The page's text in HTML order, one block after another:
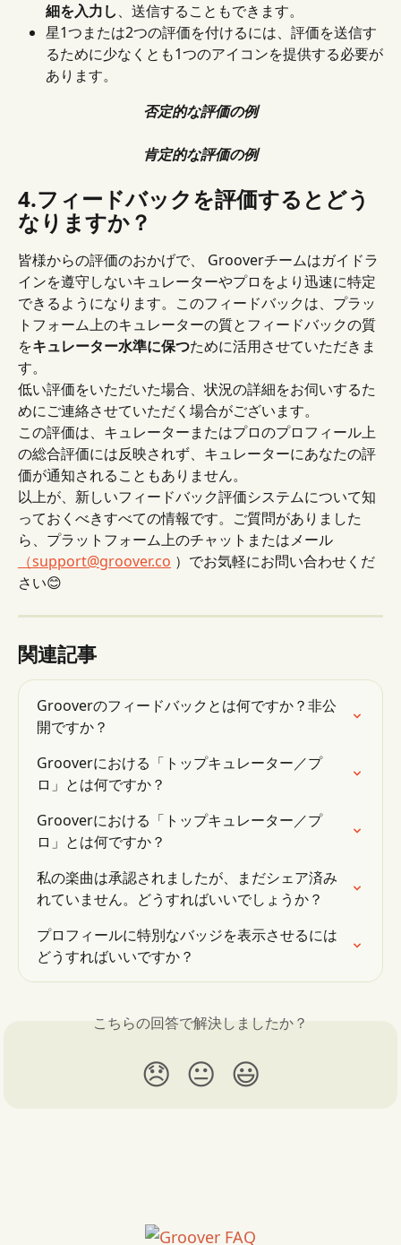
細を入力し、送信することもできます。
星1つまたは2つの評価を付けるには、評価を送信す
るために少なくとも1つのアイコンを提供する必要が
あります。
否定的な評価の例
肯定的な評価の例
4.フィードバックを評価するとどう
なりますか？
皆様からの評価のおかげで、 Grooverチームはガイドラ
インを遵守しないキュレーターやプロをより迅速に特定
できるようになります。このフィードバックは、プラッ
トフォーム上のキュレーターの質とフィードバックの質
をキュレーター水準に保つために活用させていただきま
す。
低い評価をいただいた場合、状況の詳細をお伺いするた
めにご連絡させていただく場合がございます。
この評価は、キュレーターまたはプロのプロフィール上
の総合評価には反映されず、キュレーターにあなたの評
価が通知されることもありません。
以上が、新しいフィードバック評価システムについて知
っておくべきすべての情報です。ご質問がありました
ら、プラットフォーム上のチャットまたはメール
（support@groover.co ）でお気軽にお問い合わせくだ
さい😊
関連記事
Grooverのフィードバックとは何ですか？非公
開ですか？
Grooverにおける「トップキュレーター／プ
ロ」とは何ですか？
Grooverにおける「トップキュレーター／プ
ロ」とは何ですか？
私の楽曲は承認されましたが、まだシェア済み
れていません。どうすればいいでしょうか？
プロフィールに特別なバッジを表示させるには
どうすればいいですか？
こちらの回答で解決しましたか？
😞 😐 😃